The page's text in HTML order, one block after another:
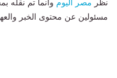
نظر مصر اليوم وانما تم نقله
مسئولين عن محتوى الخبر